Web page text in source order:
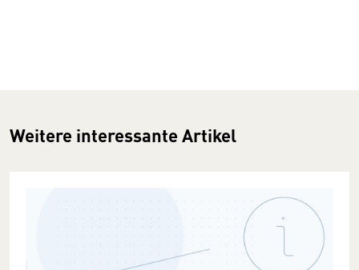
Weitere interessante Artikel